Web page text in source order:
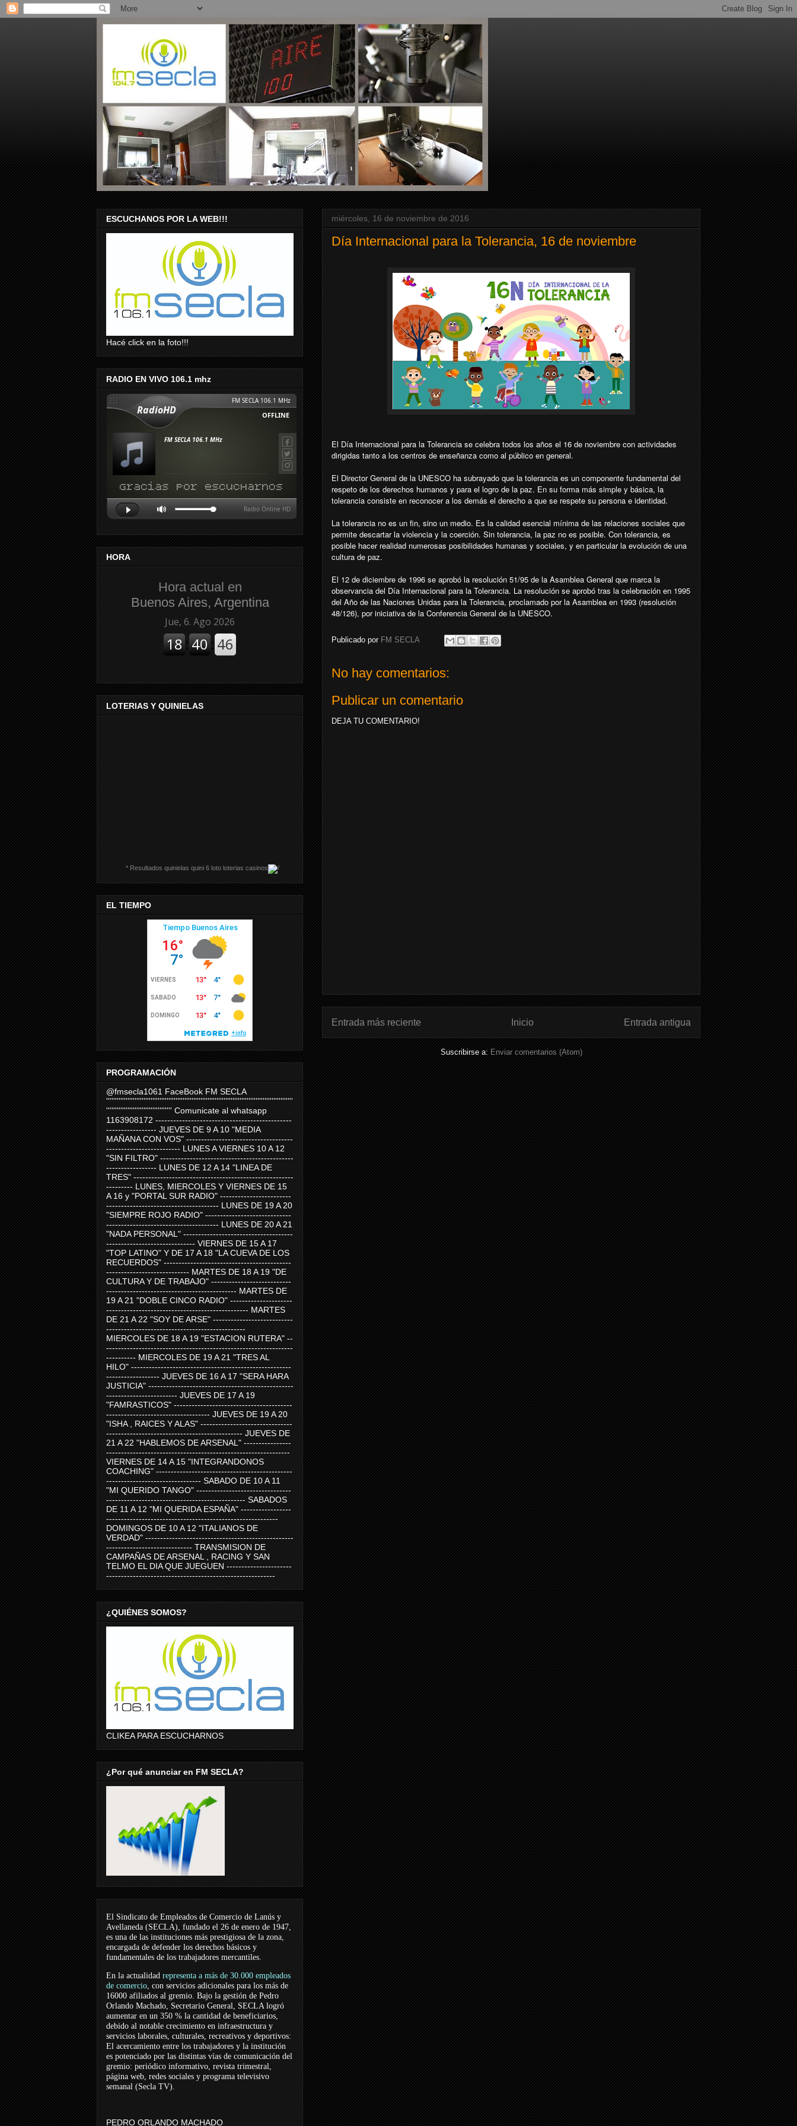
miércoles, 16 de noviembre de 2016
Día Internacional para la Tolerancia, 16 de noviembre
El Día Internacional para la Tolerancia se celebra todos los años el 16 de noviembre con actividades
dirigidas tanto a los centros de enseñanza como al público en general.
El Director General de la UNESCO ha subrayado que la tolerancia es un componente fundamental del
respeto de los derechos humanos y para el logro de la paz. En su forma más simple y básica, la
tolerancia consiste en reconocer a los demás el derecho a que se respete su persona e identidad.
La tolerancia no es un fin, sino un medio. Es la calidad esencial mínima de las relaciones sociales que
permite descartar la violencia y la coerción. Sin tolerancia, la paz no es posible. Con tolerancia, es
posible hacer realidad numerosas posibilidades humanas y sociales, y en particular la evolución de una
cultura de paz.
El 12 de diciembre de 1996 se aprobó la resolución 51/95 de la Asamblea General que marca la
observancia del Día Internacional para la Tolerancia. La resolución se aprobó tras la celebración en 1995
del Año de las Naciones Unidas para la Tolerancia, proclamado por la Asamblea en 1993 (resolución
48/126), por iniciativa de la Conferencia General de la UNESCO.
Publicado por FM SECLA
No hay comentarios:
Publicar un comentario
DEJA TU COMENTARIO!
Entrada más reciente Entrada antigua
Inicio
Suscribirse a: Enviar comentarios (Atom)
ESCUCHANOS POR LA WEB!!!
Hacé click en la foto!!!
RADIO EN VIVO 106.1 mhz
HORA
Hora actual en
Buenos Aires, Argentina
LOTERIAS Y QUINIELAS
* Resultados quinielas quini 6 loto loterias casinos
EL TIEMPO
PROGRAMACIÓN
@fmsecla1061 FaceBook FM SECLA
'''''''''''''''''''''''''''''''''''''''''''''''''''''''''''''''''''''''''''''''''''''''''''''''''''''''''
''''''''''''''''''''''''''''''''''''' Comunicate al whatsapp
1163908172 ----------------------------------------------
----------------- JUEVES DE 9 A 10 "MEDIA
MAÑANA CON VOS" ------------------------------------
------------------------- LUNES A VIERNES 10 A 12
"SIN FILTRO" ---------------------------------------------
----------------- LUNES DE 12 A 14 "LINEA DE
TRES" ------------------------------------------------------
--------- LUNES, MIERCOLES Y VIERNES DE 15
A 16 y "PORTAL SUR RADIO" ------------------------
-------------------------------------- LUNES DE 19 A 20
"SIEMPRE ROJO RADIO" -----------------------------
-------------------------------------- LUNES DE 20 A 21
"NADA PERSONAL" -------------------------------------
------------------------------ VIERNES DE 15 A 17
"TOP LATINO" Y DE 17 A 18 "LA CUEVA DE LOS
RECUERDOS" -------------------------------------------
---------------------------- MARTES DE 18 A 19 "DE
CULTURA Y DE TRABAJO" ---------------------------
-------------------------------------------- MARTES DE
19 A 21 "DOBLE CINCO RADIO" ---------------------
------------------------------------------------ MARTES
DE 21 A 22 "SOY DE ARSE" ---------------------------
-----------------------------------------------
MIERCOLES DE 18 A 19 "ESTACION RUTERA" --
---------------------------------------------------------------
---------- MIERCOLES DE 19 A 21 "TRES AL
HILO" ------------------------------------------------------
------------------ JUEVES DE 16 A 17 "SERA HARA
JUSTICIA" -------------------------------------------------
------------------------ JUEVES DE 17 A 19
"FAMRASTICOS" ----------------------------------------
----------------------------------- JUEVES DE 19 A 20
"ISHA , RAICES Y ALAS" -------------------------------
---------------------------------------------- JUEVES DE
21 A 22 "HABLEMOS DE ARSENAL" ----------------
--------------------------------------------------------------
VIERNES DE 14 A 15 "INTEGRANDONOS
COACHING" ----------------------------------------------
-------------------------------- SABADO DE 10 A 11
"MI QUERIDO TANGO" --------------------------------
----------------------------------------------- SABADOS
DE 11 A 12 "MI QUERIDA ESPAÑA" -----------------
----------------------------------------------------------
DOMINGOS DE 10 A 12 "ITALIANOS DE
VERDAD" --------------------------------------------------
----------------------------- TRANSMISION DE
CAMPAÑAS DE ARSENAL , RACING Y SAN
TELMO EL DIA QUE JUEGUEN ----------------------
---------------------------------------------------------
¿QUIÉNES SOMOS?
CLIKEA PARA ESCUCHARNOS
¿Por qué anunciar en FM SECLA?
El Sindicato de Empleados de Comercio de Lanús y
Avellaneda (SECLA), fundado el 26 de enero de 1947,
es una de las instituciones más prestigiosa de la zona,
encargada de defender los derechos básicos y
fundamentales de los trabajadores mercantiles.
En la actualidad representa a más de 30.000 empleados
de comercio, con servicios adicionales para los más de
16000 afiliados al gremio. Bajo la gestión de Pedro
Orlando Machado, Secretario General, SECLA logró
aumentar en un 350 % la cantidad de beneficiarios,
debido al notable crecimiento en infraestructura y
servicios laborales, culturales, recreativos y deportivos:
El acercamiento entre los trabajadores y la institución
es potenciado por las distintas vías de comunicación del
gremio: periódico informativo, revista trimestral,
página web, redes sociales y programa televisivo
semanal (Secla TV).
PEDRO ORLANDO MACHADO